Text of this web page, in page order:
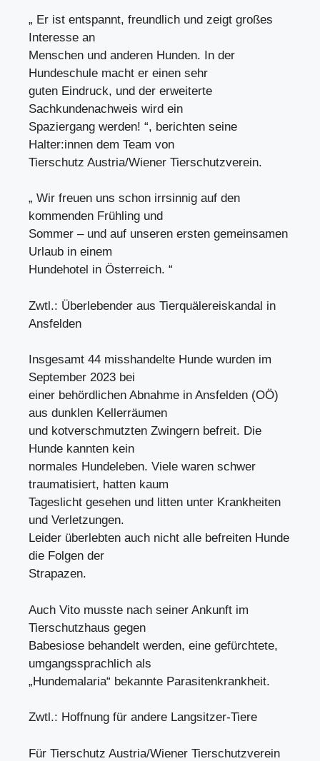
„ Er ist entspannt, freundlich und zeigt großes
Interesse an
Menschen und anderen Hunden. In der
Hundeschule macht er einen sehr
guten Eindruck, und der erweiterte
Sachkundenachweis wird ein
Spaziergang werden! “, berichten seine
Halter:innen dem Team von
Tierschutz Austria/Wiener Tierschutzverein.
„ Wir freuen uns schon irrsinnig auf den
kommenden Frühling und
Sommer – und auf unseren ersten gemeinsamen
Urlaub in einem
Hundehotel in Österreich. “
Zwtl.: Überlebender aus Tierquälereiskandal in
Ansfelden
Insgesamt 44 misshandelte Hunde wurden im
September 2023 bei
einer behördlichen Abnahme in Ansfelden (OÖ)
aus dunklen Kellerräumen
und kotverschmutzten Zwingern befreit. Die
Hunde kannten kein
normales Hundeleben. Viele waren schwer
traumatisiert, hatten kaum
Tageslicht gesehen und litten unter Krankheiten
und Verletzungen.
Leider überlebten auch nicht alle befreiten Hunde
die Folgen der
Strapazen.
Auch Vito musste nach seiner Ankunft im
Tierschutzhaus gegen
Babesiose behandelt werden, eine gefürchtete,
umgangssprachlich als
„Hundemalaria“ bekannte Parasitenkrankheit.
Zwtl.: Hoffnung für andere Langsitzer-Tiere
Für Tierschutz Austria/Wiener Tierschutzverein